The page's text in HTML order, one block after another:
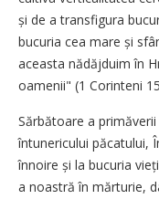
și de a transfigura
bucuria cea mare și
aceasta nădăjduim în
oamenii" (1 Corinteni
Sărbătoare a
întunericului păcatului,
înnoire și la bucuria
a noastră în mărturie,